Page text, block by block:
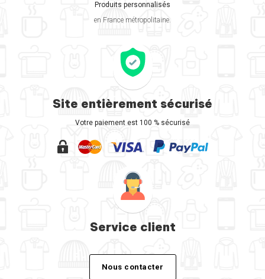
Produits personnalisés
en France métropolitaine.
Site entièrement sécurisé
Votre paiement est 100 % sécurisé
Service client
Nous contacter